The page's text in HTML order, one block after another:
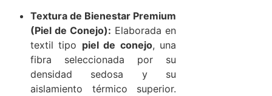
Textura de Bienestar Premium
(Piel de Conejo): Elaborada en
textil tipo piel de conejo, una
fibra seleccionada por su
densidad sedosa y su
aislamiento térmico superior.